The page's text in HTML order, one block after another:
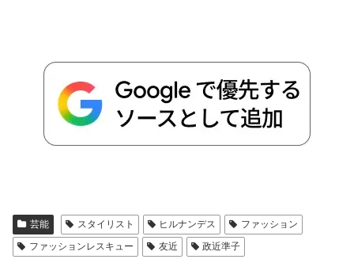
芸能 スタイリスト ヒルナンデス
ファッション
ファッションレスキュー
友近 政近準子